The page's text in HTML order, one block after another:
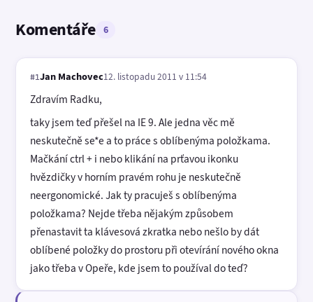
Komentáře 6
#1Jan Machovec12. listopadu 2011 v 11:54
Zdravím Radku,
taky jsem teď přešel na IE 9. Ale jedna věc mě
neskutečně se*e a to práce s oblíbenýma položkama.
Mačkání ctrl + i nebo klikání na prťavou ikonku
hvězdičky v horním pravém rohu je neskutečně
neergonomické. Jak ty pracuješ s oblíbenýma
položkama? Nejde třeba nějakým způsobem
přenastavit ta klávesová zkratka nebo nešlo by dát
oblíbené položky do prostoru při otevírání nového okna
jako třeba v Opeře, kde jsem to používal do teď?